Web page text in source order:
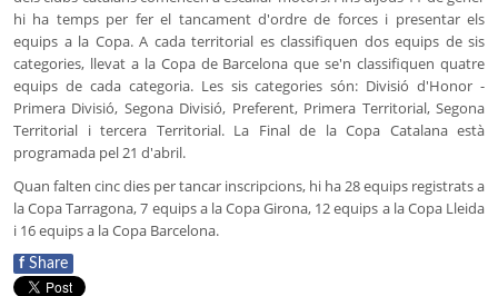
hi ha temps per fer el tancament d'ordre de forces i presentar els
equips a la Copa. A cada territorial es classifiquen dos equips de sis
categories, llevat a la Copa de Barcelona que se'n classifiquen quatre
equips de cada categoria. Les sis categories són: Divisió d'Honor -
Primera Divisió, Segona Divisió, Preferent, Primera Territorial, Segona
Territorial i tercera Territorial. La Final de la Copa Catalana està
programada pel 21 d'abril.
Quan falten cinc dies per tancar inscripcions, hi ha 28 equips registrats a
la Copa Tarragona, 7 equips a la Copa Girona, 12 equips a la Copa Lleida
i 16 equips a la Copa Barcelona.
f Share